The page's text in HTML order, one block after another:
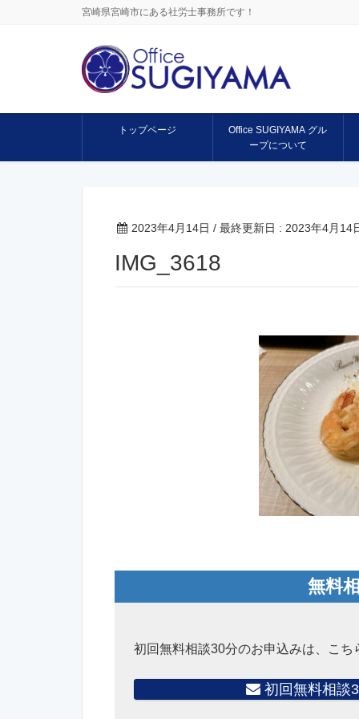
宮崎県宮崎市にある社労士事務所です！
トップページ
Office SUGIYAMA グル
ープについて
2023年4月14日 / 最終更新日 : 2023年4月14
IMG_3618
無料
初回無料相談30分のお申込みは、こち
初回無料相談